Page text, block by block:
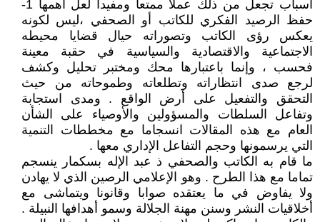
أسباب تجعل من ذلك عملا ممتعا ومفيدا لعل أهمها 1-
حفظ الرصيد الفكري للكاتب أو الصحفي ،ليس لكونه
يعكس رؤى الكاتب وتصوراته حيال قضايا محيطه
الاجتماعية والاقتصادية والسياسية في حقبة معينة
فحسب ، وإنما باعتبارها محك ومختبر تحليل وكشف
لرجع صدى انتظاراته وتطلعاته وطموحاته من حيث
التحقق والتفعيل على أرض الواقع . ومدى استجابة
وتفاعل السلطات والمسؤولين والأوصياء على الشأن
العام مع هذه المقالات انسجاما مع مخططات التنمية
التي يرسمونها وحجم التفاعل الإداري معها .
ما قام به الكاتب والصحفي ذ عبد الإله بسكمار ينسجم
تماما مع هذا الطرح . وهو الإعلامي الرصين الذي لا يهادن
ولا يفاوض في ما يعتقده صوابا وقانونا ويتماشى مع
أخلاقيات النشر وسنن مهنة الجلالة وسمو أهدافها النبيلة .